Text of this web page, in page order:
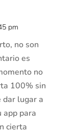
pm
no son
es
no
100% sin
dar lugar a
app para
cierta